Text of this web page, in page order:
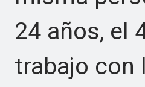
24 años, el
trabajo con